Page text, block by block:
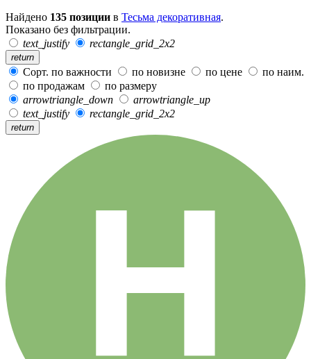
Найдено 135 позиции в Тесьма декоративная.
Показано без фильтрации.
text_justify
rectangle_grid_2x2
return
Сорт. по важности по новизне по цене
по наим.
по продажам
по размеру
arrowtriangle_down
arrowtriangle_up
text_justify
rectangle_grid_2x2
return